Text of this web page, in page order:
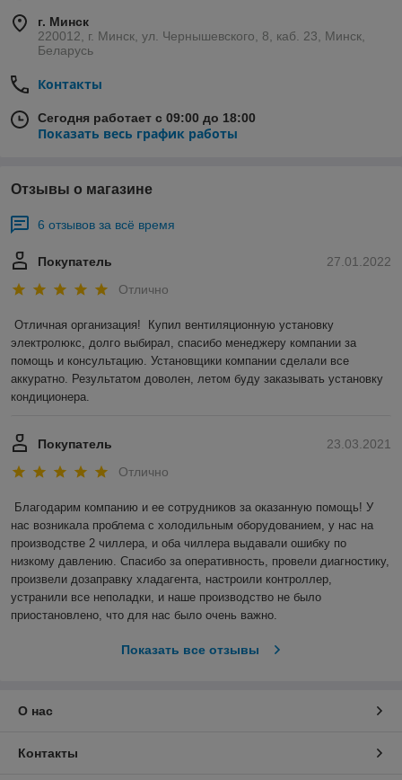
г. Минск
220012, г. Минск, ул. Чернышевского, 8, каб. 23, Минск,
Беларусь
Контакты
Сегодня работает с 09:00 до 18:00
Показать весь график работы
Отзывы о магазине
6 отзывов за всё время
27.01.2022
Покупатель
Отлично
Отличная организация!  Купил вентиляционную установку
электролюкс, долго выбирал, спасибо менеджеру компании за
помощь и консультацию. Установщики компании сделали все
аккуратно. Результатом доволен, летом буду заказывать установку
кондиционера.
23.03.2021
Покупатель
Отлично
Благодарим компанию и ее сотрудников за оказанную помощь! У
нас возникала проблема с холодильным оборудованием, у нас на
производстве 2 чиллера, и оба чиллера выдавали ошибку по
низкому давлению. Спасибо за оперативность, провели диагностику,
произвели дозаправку хладагента, настроили контроллер,
устранили все неполадки, и наше производство не было
приостановлено, что для нас было очень важно.
Показать все отзывы
О нас
Контакты